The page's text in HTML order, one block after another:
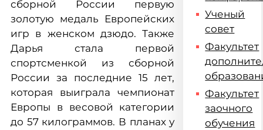
сборной России первую
золотую медаль Европейских
игр в женском дзюдо. Также
Дарья стала первой
спортсменкой из сборной
России за последние 15 лет,
которая выиграла чемпионат
Европы в весовой категории
до 57 килограммов. В планах у
Ученый
совет
Факультет
Факультет
заочного
обучения